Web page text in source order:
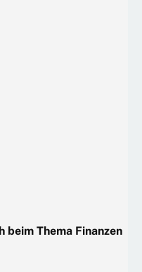
beim Thema Finanzen